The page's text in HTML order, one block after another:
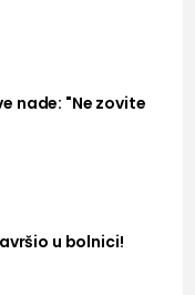
nade: "Ne zovite
u bolnici!